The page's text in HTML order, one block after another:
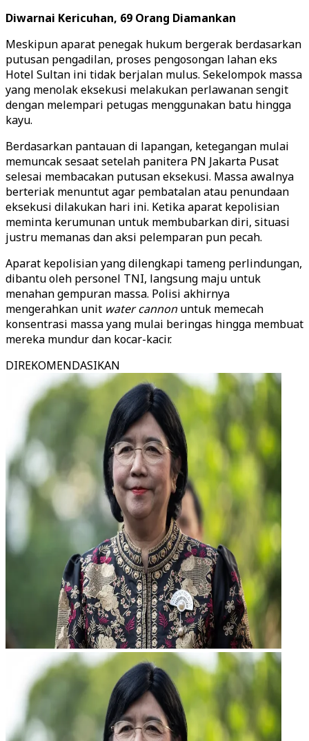
Diwarnai Kericuhan, 69 Orang Diamankan
Meskipun aparat penegak hukum bergerak berdasarkan
putusan pengadilan, proses pengosongan lahan eks
Hotel Sultan ini tidak berjalan mulus. Sekelompok massa
yang menolak eksekusi melakukan perlawanan sengit
dengan melempari petugas menggunakan batu hingga
kayu.
Berdasarkan pantauan di lapangan, ketegangan mulai
memuncak sesaat setelah panitera PN Jakarta Pusat
selesai membacakan putusan eksekusi. Massa awalnya
berteriak menuntut agar pembatalan atau penundaan
eksekusi dilakukan hari ini. Ketika aparat kepolisian
meminta kerumunan untuk membubarkan diri, situasi
justru memanas dan aksi pelemparan pun pecah.
Aparat kepolisian yang dilengkapi tameng perlindungan,
dibantu oleh personel TNI, langsung maju untuk
menahan gempuran massa. Polisi akhirnya
mengerahkan unit water cannonuntuk memecah
konsentrasi massa yang mulai beringas hingga membuat
mereka mundur dan kocar-kacir.
DIREKOMENDASIKAN